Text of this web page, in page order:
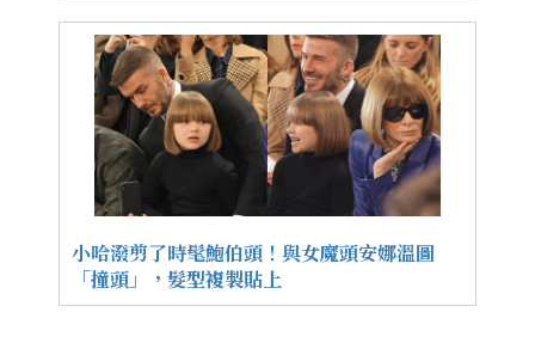
小哈潑剪了時髦鮑伯頭！與女魔頭安娜溫圖
「撞頭」，髮型複製貼上